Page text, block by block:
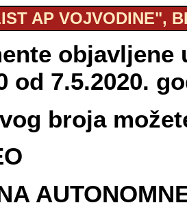
AP VOJVODINE",
od 7.5.2020.
broja